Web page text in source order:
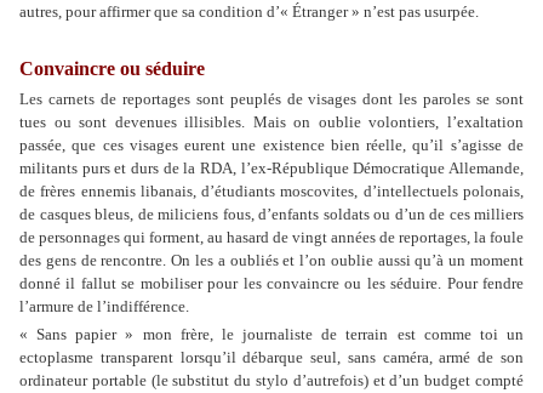
autres, pour affirmer que sa condition d’« Étranger » n’est pas usurpée.
Convaincre ou séduire
Les carnets de reportages sont peuplés de visages dont les paroles se sont
tues ou sont devenues illisibles. Mais on oublie volontiers, l’exaltation
passée, que ces visages eurent une existence bien réelle, qu’il s’agisse de
militants purs et durs de la RDA, l’ex-République Démocratique Allemande,
de frères ennemis libanais, d’étudiants moscovites, d’intellectuels polonais,
de casques bleus, de miliciens fous, d’enfants soldats ou d’un de ces milliers
de personnages qui forment, au hasard de vingt années de reportages, la foule
des gens de rencontre. On les a oubliés et l’on oublie aussi qu’à un moment
donné il fallut se mobiliser pour les convaincre ou les séduire. Pour fendre
l’armure de l’indifférence.
« Sans papier » mon frère, le journaliste de terrain est comme toi un
ectoplasme transparent lorsqu’il débarque seul, sans caméra, armé de son
ordinateur portable (le substitut du stylo d’autrefois) et d’un budget compté